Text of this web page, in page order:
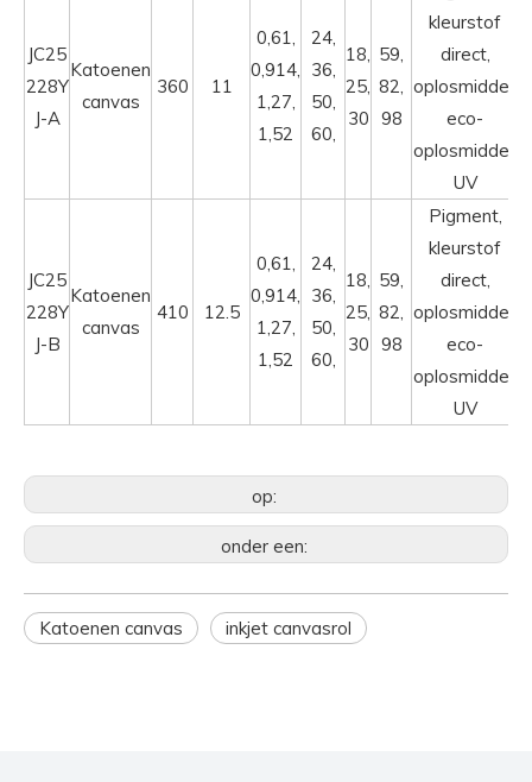
JC25
228Y
J-A
Katoenen
canvas
360 11
0,61,
0,914,
1,27,
1,52
24,
36,
50,
60,
18,
25,
30
59,
82,
98
kleurstof
direct,
oplosmiddel,
eco-
oplosmiddel,
UV
JC25
228Y
J-B
Katoenen
canvas
410 12.5
0,61,
0,914,
1,27,
1,52
24,
36,
50,
60,
18,
25,
30
59,
82,
98
Pigment,
kleurstof
direct,
oplosmiddel,
eco-
oplosmiddel,
UV
op:
onder een:
Katoenen canvas inkjet canvasrol